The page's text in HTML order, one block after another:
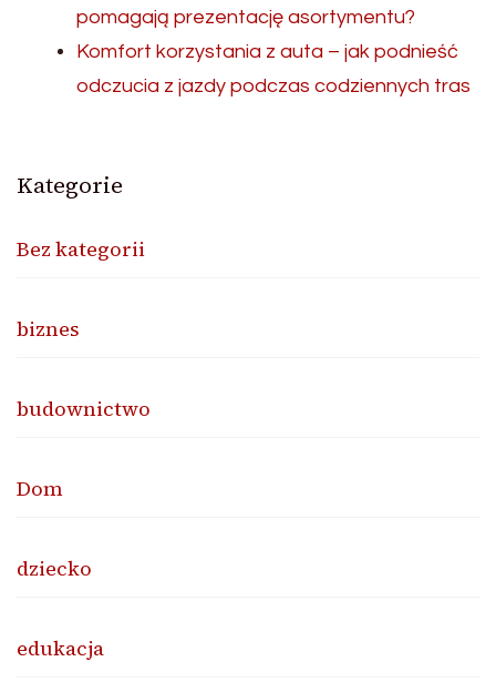
pomagają prezentację asortymentu?
Komfort korzystania z auta – jak podnieść
odczucia z jazdy podczas codziennych tras
Kategorie
Bez kategorii
biznes
budownictwo
Dom
dziecko
edukacja